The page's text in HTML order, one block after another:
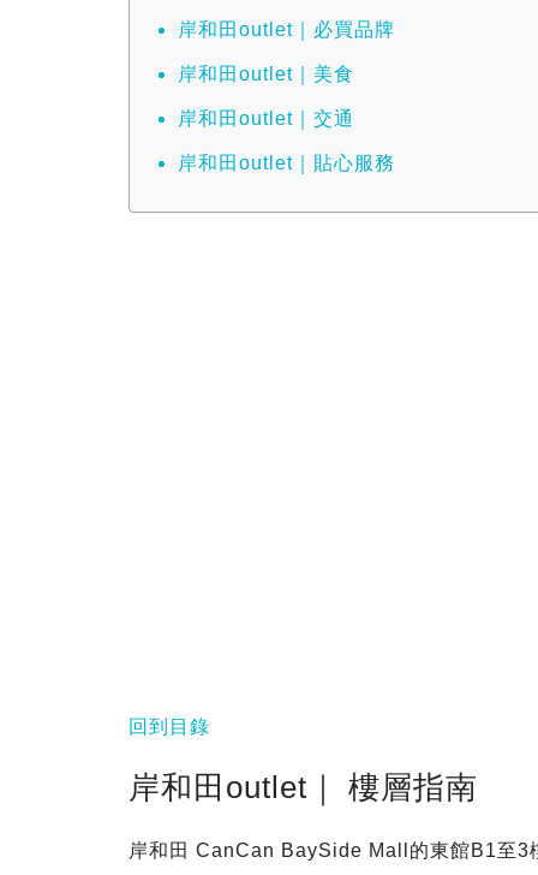
岸和田outlet｜必買品牌
岸和田outlet｜美食
岸和田outlet｜交通
岸和田outlet｜貼心服務
回到目錄
岸和田outlet｜ 樓層指南
岸和田 CanCan BaySide Mall的東館B1至3